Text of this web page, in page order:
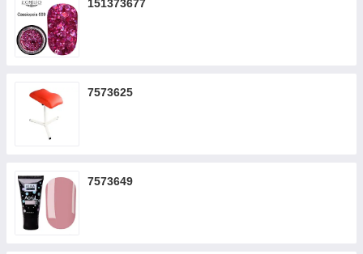
151373677
7573625
7573649